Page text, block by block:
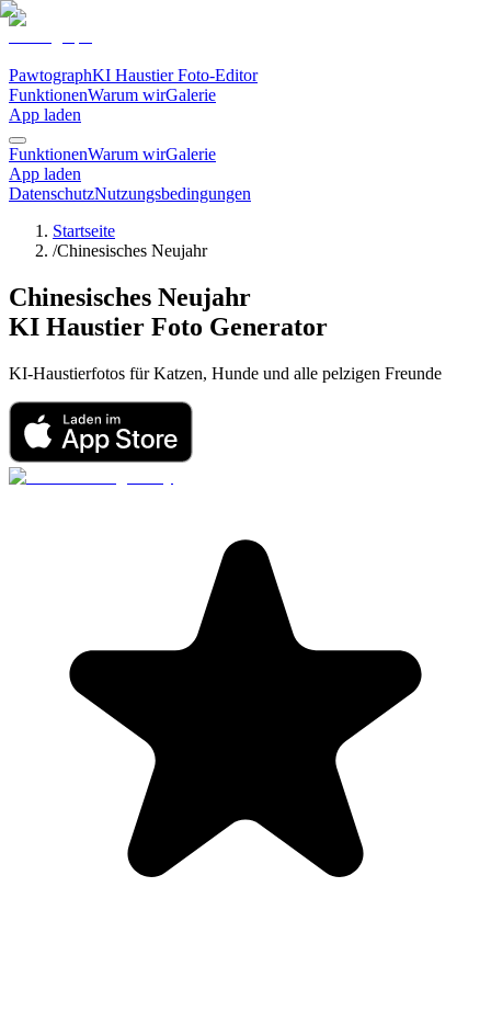
PawtographKI Haustier Foto-Editor
FunktionenWarum wirGalerie
App laden
FunktionenWarum wirGalerie
App laden
DatenschutzNutzungsbedingungen
Startseite
/Chinesisches Neujahr
Chinesisches Neujahr
KI Haustier Foto Generator
KI-Haustierfotos für Katzen, Hunde und alle pelzigen Freunde